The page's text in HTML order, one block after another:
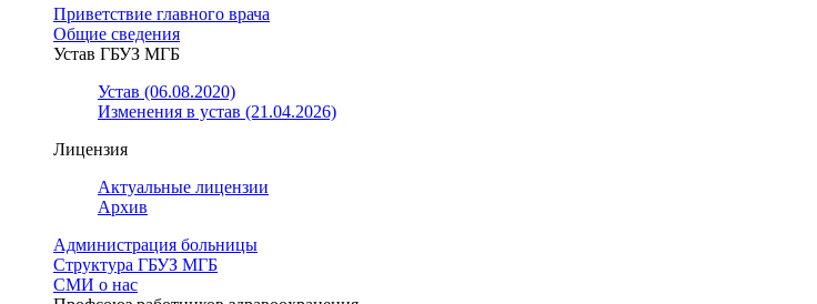
Приветствие главного врача
Общие сведения
Устав ГБУЗ МГБ
Устав (06.08.2020)
Изменения в устав (21.04.2026)
Лицензия
Актуальные лицензии
Архив
Администрация больницы
Структура ГБУЗ МГБ
СМИ о нас